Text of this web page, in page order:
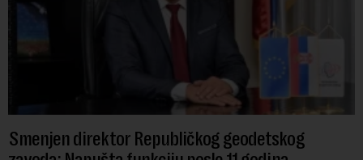
Smenjen direktor Republičkog geodetskog